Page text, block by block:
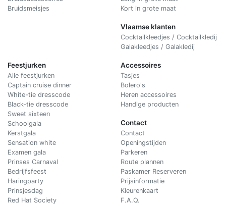
Bruidsmeisjes
Kort in grote maat
Vlaamse klanten
Cocktailkleedjes / Cocktailkledij
Galakleedjes / Galakledij
Feestjurken
Alle feestjurken
Captain cruise dinner
White-tie dresscode
Black-tie dresscode
Sweet sixteen
Schoolgala
Kerstgala
Sensation white
Examen gala
Prinses Carnaval
Bedrijfsfeest
Haringparty
Prinsjesdag
Red Hat Society
Accessoires
Tasjes
Bolero's
Heren accessoires
Handige producten
Contact
Contact
Openingstijden
Parkeren
Route plannen
Paskamer Reserveren
Prijsinformatie
Kleurenkaart
F.A.Q.